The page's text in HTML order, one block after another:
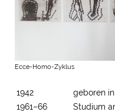
Ecce-Homo-Zyklus
1942
geboren
1961–66
Studium